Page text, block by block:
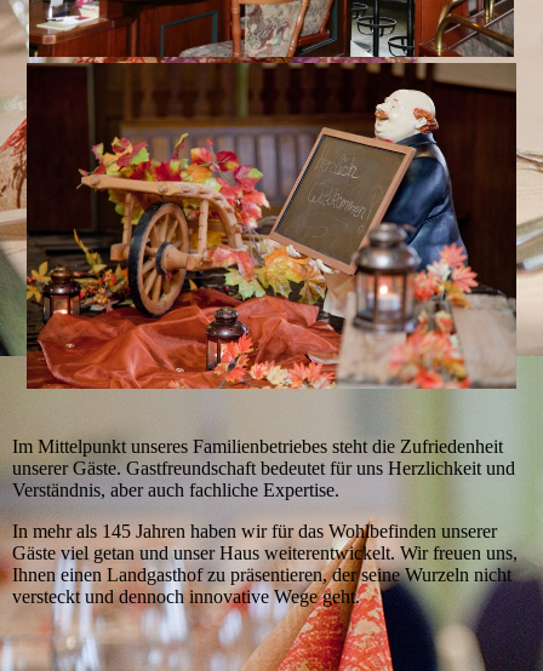
Im Mittelpunkt unseres Familienbetriebes steht die Zufriedenheit
unserer Gäste. Gastfreundschaft bedeutet für uns Herzlichkeit und
Verständnis, aber auch fachliche Expertise.
In mehr als 145 Jahren haben wir für das Wohlbefinden unserer
Gäste viel getan und unser Haus weiterentwickelt. Wir freuen uns,
Ihnen einen Landgasthof zu präsentieren, der seine Wurzeln nicht
versteckt und dennoch innovative Wege geht.